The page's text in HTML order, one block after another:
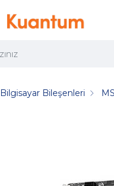
Bilgisayar Bileşenleri